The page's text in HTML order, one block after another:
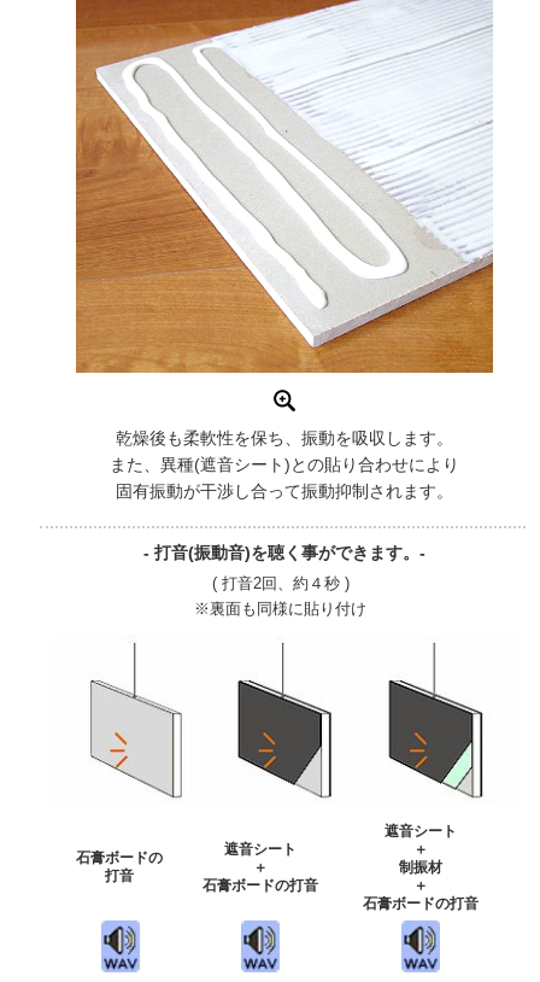
乾燥後も柔軟性を保ち、振動を吸収します。
また、異種(遮音シート)との貼り合わせにより
固有振動が干渉し合って振動抑制されます。
- 打音(振動音)を聴く事ができます。-
( 打音2回、約４秒 )
※裏面も同様に貼り付け
石膏ボードの
打音
遮音シート
＋
石膏ボードの打音
遮音シート
＋
制振材
＋
石膏ボードの打音